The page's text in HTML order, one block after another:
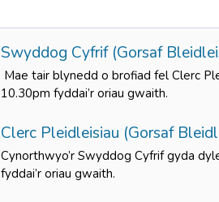
Swyddog Cyfrif (Gorsaf
Mae tair blynedd o brofiad fel Clerc
10.30pm fyddai’r oriau gwaith.
Clerc Pleidleisiau (Gorsaf
Cynorthwyo’r Swyddog Cyfrif gyda
fyddai’r oriau gwaith.